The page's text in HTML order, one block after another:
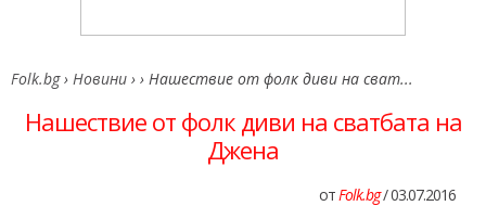
Folk.bg › Новини › › Нашествие от фолк диви на сват...
Нашествие от фолк диви на сватбата на
Джена
отFolk.bg/ 03.07.2016